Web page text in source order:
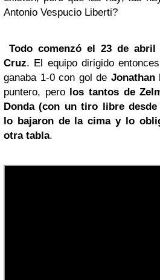
Antonio Vespucio Liberti?
Todo comenzó el 23 de abril
Cruz. El equipo dirigido
ganaba 1-0 con gol de Jonathan
puntero, pero
los tantos de
Donda (con un tiro libre
lo bajaron de la cima y lo
otra tabla.